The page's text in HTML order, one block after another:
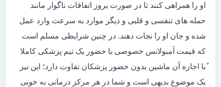
او را همراهی کنند تا در صورت بروز اتفاقات ناگوار مانند
حمله های تنفسی و قلبی و دیگر موارد به سرعت وارد عمل
شده و جان او را نجات دهند. در چنین شرایطی مسلم است
که قیمت آمبولانس خصوصی با حضور یک تیم پزشکی کاملا
ًبا اجاره آن ماشین بدون حضور پزشکان تفاوت دارد؛ این نیز
یک موضوع بدیهی است و شما در هر مرکز درمانی به خوبی